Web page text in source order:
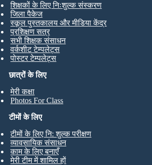
छात्रों के लिए
मेरी कक्षा
Photos For Class
शिक्षकों के लिए निःशुल्क संस्करण
जिला पैकेज
स्कूल पुस्तकालय और मीडिया केंद्र
प्रशिक्षण सत्र
सभी शिक्षक संसाधन
वर्कशीट टेम्पलेट्स
पोस्टर टेम्पलेट्स
टीमों के लिए
टीमों के लिए नि: शुल्क परीक्षण
व्यावसायिक संसाधन
काम के लिए बनाएँ
मेरी टीम में शामिल हों